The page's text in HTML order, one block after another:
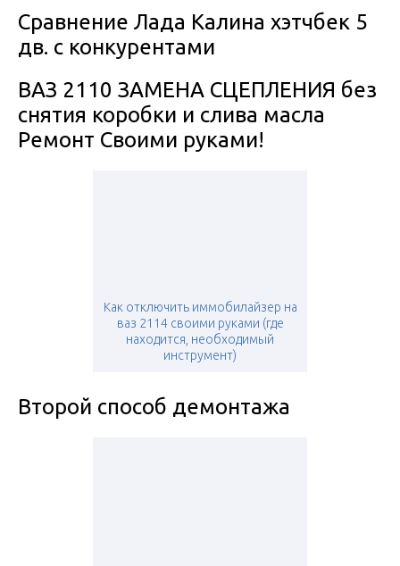
Сравнение Лада Калина хэтчбек 5
дв. с конкурентами
ВАЗ 2110 ЗАМЕНА СЦЕПЛЕНИЯ без
снятия коробки и слива масла
Ремонт Своими руками!
Как отключить иммобилайзер на
ваз 2114 своими руками (где
находится, необходимый
инструмент)
Второй способ демонтажа